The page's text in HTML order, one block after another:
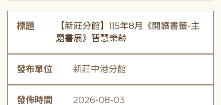
標題
【新莊分館】115年8月《閱讀書籤-主
題書展》智慧樂齡
發布單位 新莊中港分館
發佈時間 2026-08-03